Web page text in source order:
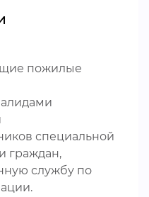
пожилые
специальной
граждан,
службу по